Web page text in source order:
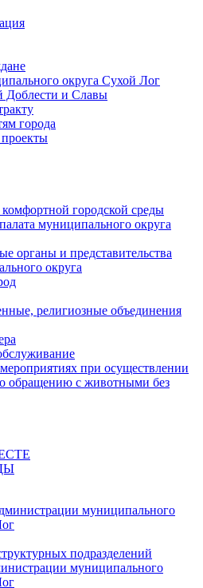
округа Сухой Лог
Доблести и Славы
города
городской среды
муниципального округа
органы и представительства
округа
религиозные объединения
при осуществлении
обращению с животными без
муниципального
подразделений
муниципального